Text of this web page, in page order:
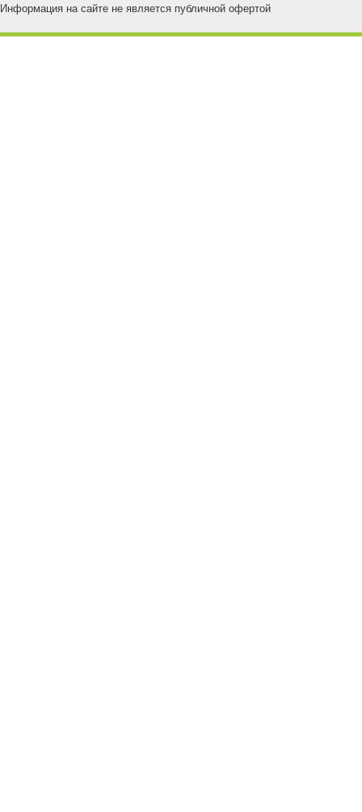
Информация на сайте не является публичной офертой